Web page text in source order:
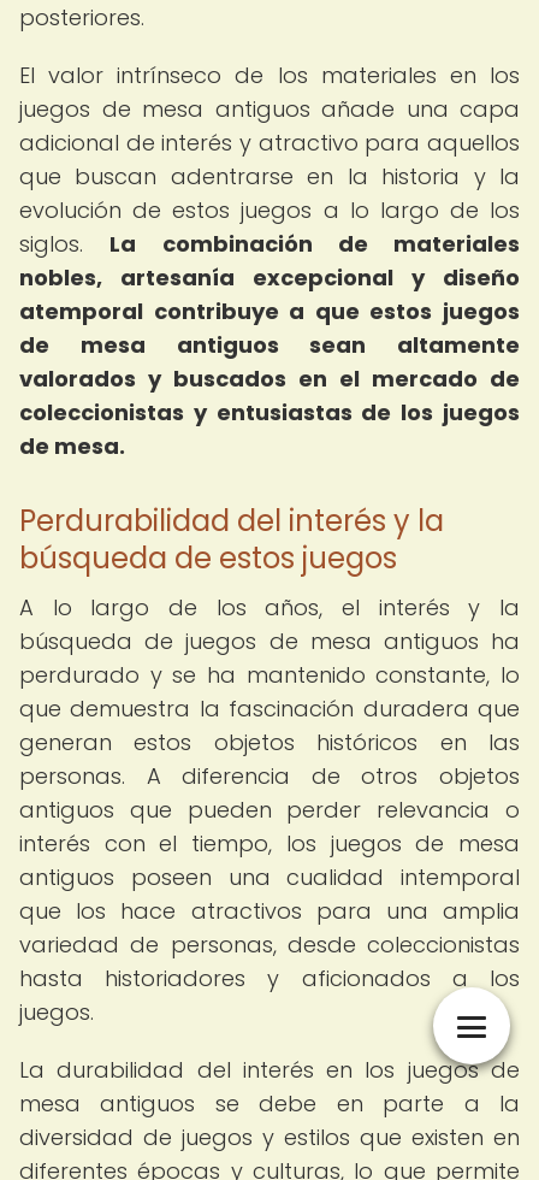
posteriores.
El valor intrínseco de los materiales en los
juegos de mesa antiguos añade una capa
adicional de interés y atractivo para aquellos
que buscan adentrarse en la historia y la
evolución de estos juegos a lo largo de los
siglos. La combinación de materiales
nobles, artesanía excepcional y diseño
atemporal contribuye a que estos juegos
de mesa antiguos sean altamente
valorados y buscados en el mercado de
coleccionistas y entusiastas de los juegos
de mesa.
Perdurabilidad del interés y la
búsqueda de estos juegos
A lo largo de los años, el interés y la
búsqueda de juegos de mesa antiguos ha
perdurado y se ha mantenido constante, lo
que demuestra la fascinación duradera que
generan estos objetos históricos en las
personas. A diferencia de otros objetos
antiguos que pueden perder relevancia o
interés con el tiempo, los juegos de mesa
antiguos poseen una cualidad intemporal
que los hace atractivos para una amplia
variedad de personas, desde coleccionistas
hasta historiadores y aficionados a los
juegos.
La durabilidad del interés en los juegos de
mesa antiguos se debe en parte a la
diversidad de juegos y estilos que existen en
diferentes épocas y culturas, lo que permite